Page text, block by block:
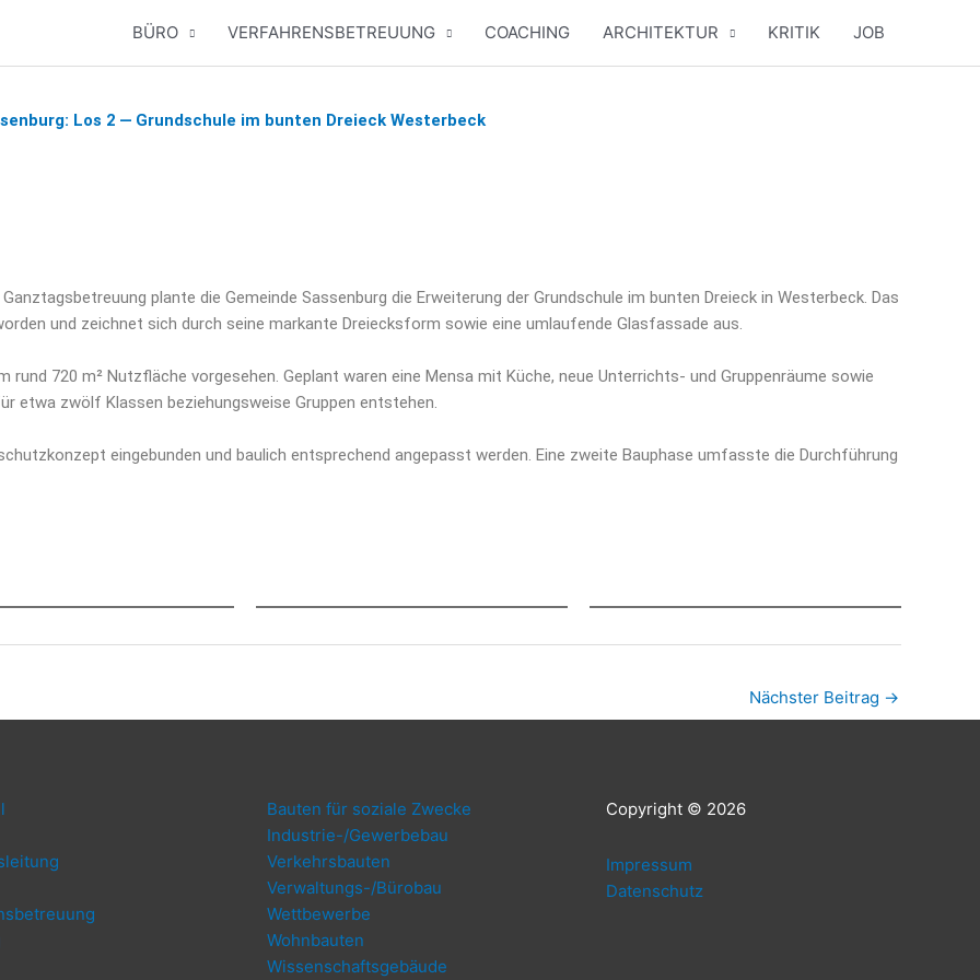
BÜRO VERFAHRENSBETREUUNG COACHING ARCHITEKTUR KRITIK JOB
Los 2 — Grundschule im bunten Dreieck Westerbeck
plan­te die Gemein­de Sas­sen­burg die Erwei­te­rung der Grund­schu­le im bun­ten Drei­eck in Wes­ter­beck. Das
und zeich­net sich durch sei­ne mar­kan­te Drei­ecks­form sowie eine umlau­fen­de Glas­fas­sa­de aus.
rund 720 m² Nutz­flä­che vor­ge­se­hen. Geplant waren eine Men­sa mit Küche, neue Unter­richts- und Grup­pen­räu­me sowie
etwa zwölf Klas­sen bezie­hungs­wei­se Grup­pen entstehen.
ein­ge­bun­den und bau­lich ent­spre­chend ange­passt wer­den. Eine zwei­te Bau­pha­se umfass­te die Durch­füh­rung
Nächster Beitrag →
Bau­ten für sozia­le Zwecke
Indus­trie-/Ge­wer­be­bau
Ver­kehrs­bau­ten
Ver­wal­tungs-/Bü­ro­bau
Wett­be­wer­be
Wohn­bau­ten
Wis­sen­schafts­ge­bäu­de
Copy­right © 2026
Impres­sum
Daten­schutz